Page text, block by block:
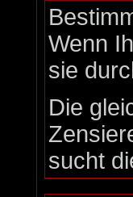
Wenn
sie
Die
sucht